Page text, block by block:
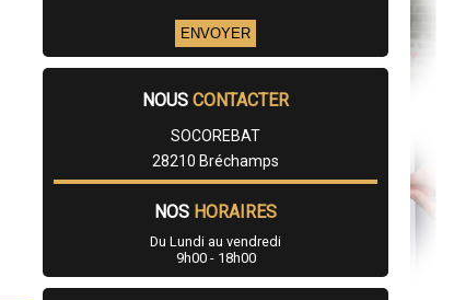
NOUS CONTACTER
SOCOREBAT
28210 Bréchamps
NOS HORAIRES
Du Lundi au vendredi
9h00 - 18h00